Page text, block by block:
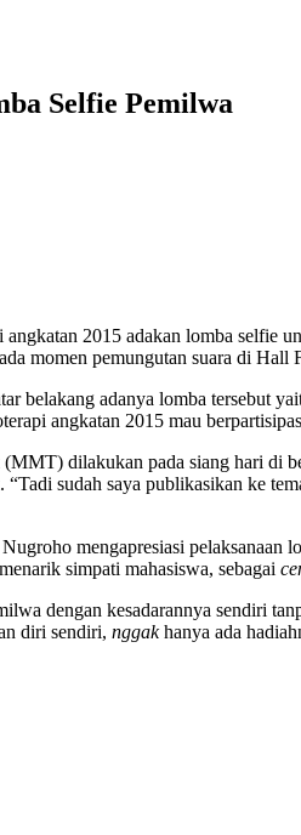
Selfie Pemilwa
2015 adakan lomba selfie
momen pemungutan suara di
belakang adanya lomba tersebut
angkatan 2015 mau
dilakukan pada siang hari di
sudah saya publikasikan ke
mengapresiasi
simpati mahasiswa, sebagai c
dengan kesadarannya sendiri
diri sendiri, nggakhanya ada